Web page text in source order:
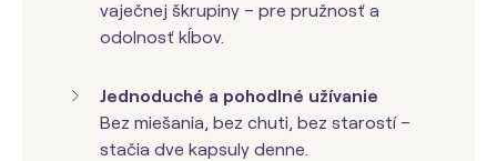
vaječnej škrupiny – pre pružnosť a
odolnosť kĺbov.
Jednoduché a pohodlné užívanie
Bez miešania, bez chuti, bez starostí –
stačia dve kapsuly denne.